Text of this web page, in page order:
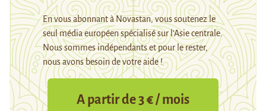
En vous abonnant à Novastan, vous soutenez le
seul média européen spécialisé sur l’Asie centrale.
Nous sommes indépendants et pour le rester,
nous avons besoin de votre aide !
A partir de 3 € / mois